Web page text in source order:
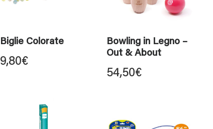
Biglie Colorate
9,80€
Bowling in Legno –
Out & About
54,50€